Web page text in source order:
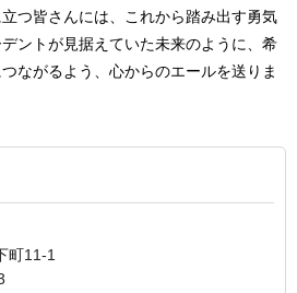
つ皆さんには、これから踏み出す勇気
ントが見据えていた未来のように、希
ながるよう、心からのエールを送りま
町11-1